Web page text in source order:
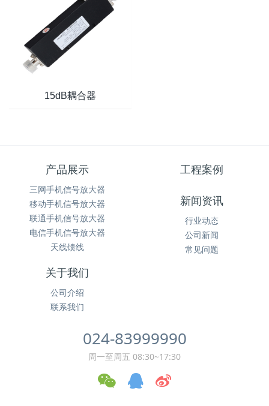
15dB耦合器
产品展示
三网手机信号放大器
移动手机信号放大器
联通手机信号放大器
电信手机信号放大器
天线馈线
工程案例
新闻资讯
行业动态
公司新闻
常见问题
关于我们
公司介绍
联系我们
024-83999990
周一至周五 08:30~17:30